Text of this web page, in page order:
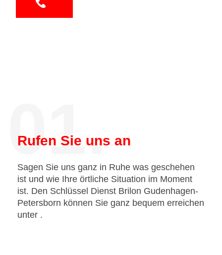
01.
Rufen Sie uns an
Sagen Sie uns ganz in Ruhe was geschehen
ist und wie Ihre örtliche Situation im Moment
ist. Den Schlüssel Dienst Brilon Gudenhagen-
Petersborn können Sie ganz bequem erreichen
unter .